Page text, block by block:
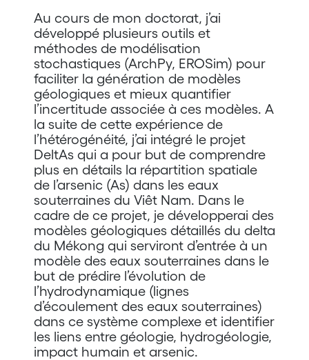
Au cours de mon doctorat, j’ai
développé plusieurs outils et
méthodes de modélisation
stochastiques (ArchPy, EROSim) pour
faciliter la génération de modèles
géologiques et mieux quantifier
l’incertitude associée à ces modèles. A
la suite de cette expérience de
l’hétérogénéité, j’ai intégré le projet
DeltAs qui a pour but de comprendre
plus en détails la répartition spatiale
de l’arsenic (As) dans les eaux
souterraines du Viêt Nam. Dans le
cadre de ce projet, je développerai des
modèles géologiques détaillés du delta
du Mékong qui serviront d’entrée à un
modèle des eaux souterraines dans le
but de prédire l’évolution de
l’hydrodynamique (lignes
d’écoulement des eaux souterraines)
dans ce système complexe et identifier
les liens entre géologie, hydrogéologie,
impact humain et arsenic.